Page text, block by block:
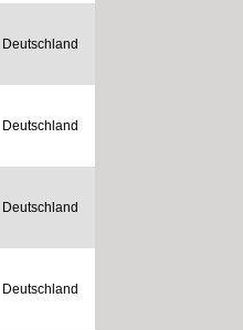
Deutschland
Deutschland
Deutschland
Deutschland